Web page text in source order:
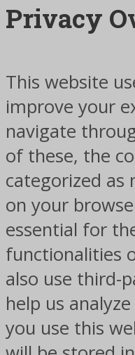
Privacy
This website
improve your
navigate
of these, the
categorized as
on your
essential for
functionalities
also use third-
help us
you use this